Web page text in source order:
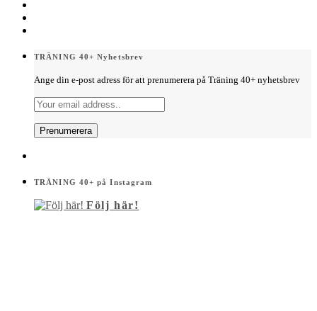
TRÄNING 40+ Nyhetsbrev
Ange din e-post adress för att prenumerera på Träning 40+ nyhetsbrev
TRÄNING 40+ på Instagram
Följ här!